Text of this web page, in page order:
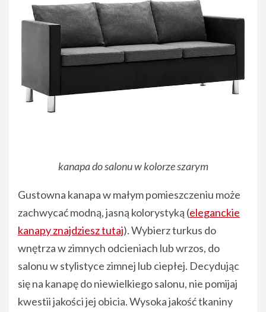
kanapa do salonu w kolorze szarym
Gustowna kanapa w małym pomieszczeniu może
zachwycać modną, jasną kolorystyką (eleganckie
kanapy znajdziesz tutaj). Wybierz turkus do
wnętrza w zimnych odcieniach lub wrzos, do
salonu w stylistyce zimnej lub ciepłej. Decydując
się na kanapę do niewielkiego salonu, nie pomijaj
kwestii jakości jej obicia. Wysoka jakość tkaniny